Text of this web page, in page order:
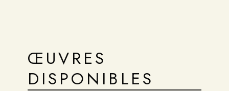
ŒUVRES
DISPONIBLES